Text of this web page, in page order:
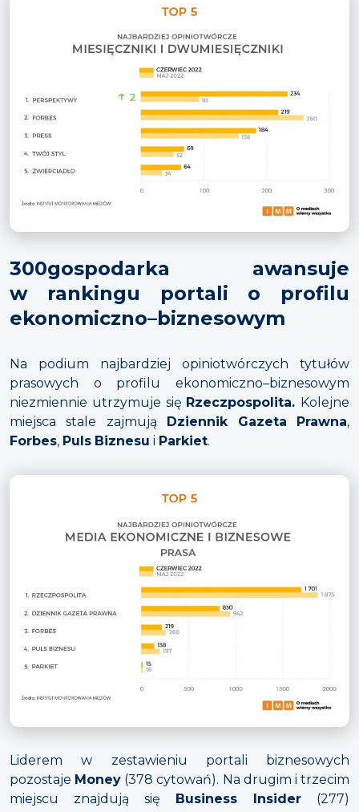
300gospodarka awansuje
w rankingu portali o profilu
ekonomiczno–biznesowym
Na podium najbardziej opiniotwórczych tytułów
prasowych o profilu ekonomiczno–biznesowym
niezmiennie utrzymuje się Rzeczpospolita. Kolejne
miejsca stale zajmują Dziennik Gazeta Prawna,
Forbes, Puls Biznesu i Parkiet.
Liderem w zestawieniu portali biznesowych
pozostaje Money (378 cytowań). Na drugim i trzecim
miejscu znajdują się
Business Insider (277)